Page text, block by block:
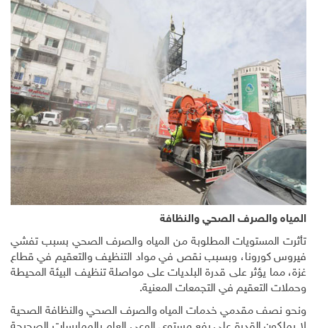
المياه والصرف الصحي والنظافة
تأثرت المستويات المطلوبة من المياه والصرف الصحي بسبب تفشي
فيروس كورونا، وبسبب نقص في مواد التنظيف والتعقيم في قطاع
غزة، مما يؤثر على قدرة البلديات على مواصلة تنظيف البيئة المحيطة
وحملات التعقيم في التجمعات المعنية.
ونحو نصف مقدمي خدمات المياه والصرف الصحي والنظافة الصحية